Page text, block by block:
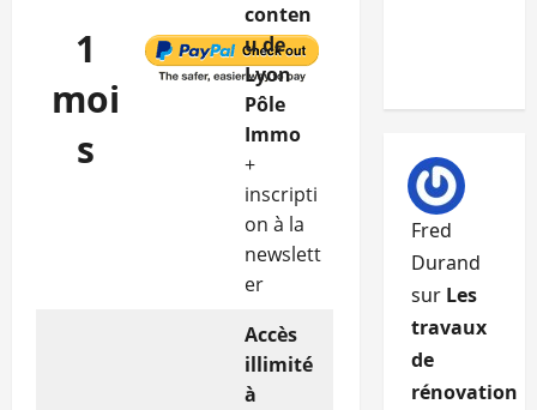
1
moi
s
conten
u de
Lyon
Pôle
Immo
+
inscripti
on à la
newslett
er
Accès
illimité
à
Fred
Durand
sur Les
travaux
de
rénovation